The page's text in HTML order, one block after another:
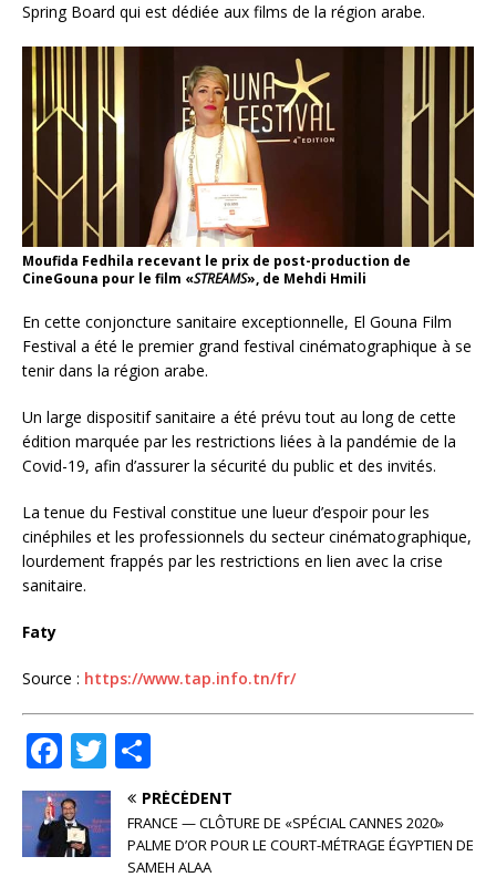
Spring Board qui est dédiée aux films de la région arabe.
Moufida Fedhila recevant le prix de post-production de
CineGouna pour le film «STREAMS», de Mehdi Hmili
En cette conjoncture sanitaire exceptionnelle, El Gouna Film
Festival a été le premier grand festival cinématographique à se
tenir dans la région arabe.
Un large dispositif sanitaire a été prévu tout au long de cette
édition marquée par les restrictions liées à la pandémie de la
Covid-19, afin d’assurer la sécurité du public et des invités.
La tenue du Festival constitue une lueur d’espoir pour les
cinéphiles et les professionnels du secteur cinématographique,
lourdement frappés par les restrictions en lien avec la crise
sanitaire.
Faty
Source : https://www.tap.info.tn/fr/
F
a
c
e
T
w
it
te
ar
ta
g
PRÉCÉDENT
FRANCE — CLÔTURE DE «SPÉCIAL CANNES 2020»
PALME D’OR POUR LE COURT-MÉTRAGE ÉGYPTIEN DE
SAMEH ALAA